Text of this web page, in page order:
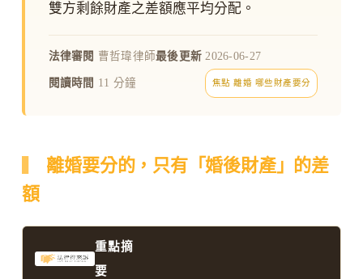
雙方剩餘財產之差額應平均分配。
法律審閱 曹哲瑋律師最後更新 2026-06-27
閱讀時間 11 分鐘 焦點 離婚 哪些財產要分
離婚要分的，只有「婚後財產」的差
額
重點摘
要